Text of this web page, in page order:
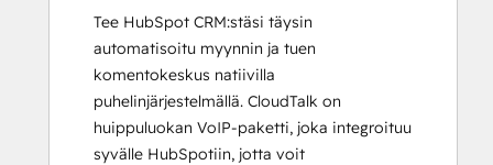
Tee HubSpot CRM:stäsi täysin
automatisoitu myynnin ja tuen
komentokeskus natiivilla
puhelinjärjestelmällä. CloudTalk on
huippuluokan VoIP-paketti, joka integroituu
syvälle HubSpotiin, jotta voit